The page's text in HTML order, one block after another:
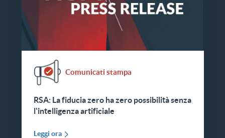
Comunicati stampa
RSA: La fiducia zero ha zero possibilità senza
l'intelligenza artificiale
Leggi ora